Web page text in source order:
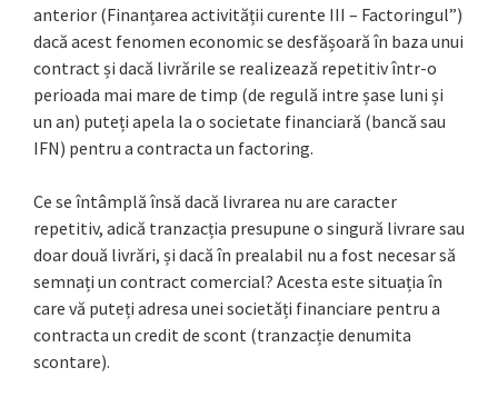
anterior (Finanțarea activității curente III – Factoringul”)
dacă acest fenomen economic se desfășoară în baza unui
contract și dacă livrările se realizează repetitiv într-o
perioada mai mare de timp (de regulă intre șase luni și
un an) puteți apela la o societate financiară (bancă sau
IFN) pentru a contracta un factoring.
Ce se întâmplă însă dacă livrarea nu are caracter
repetitiv, adică tranzacția presupune o singură livrare sau
doar două livrări, și dacă în prealabil nu a fost necesar să
semnați un contract comercial? Acesta este situația în
care vă puteți adresa unei societăți financiare pentru a
contracta un credit de scont (tranzacție denumita
scontare).